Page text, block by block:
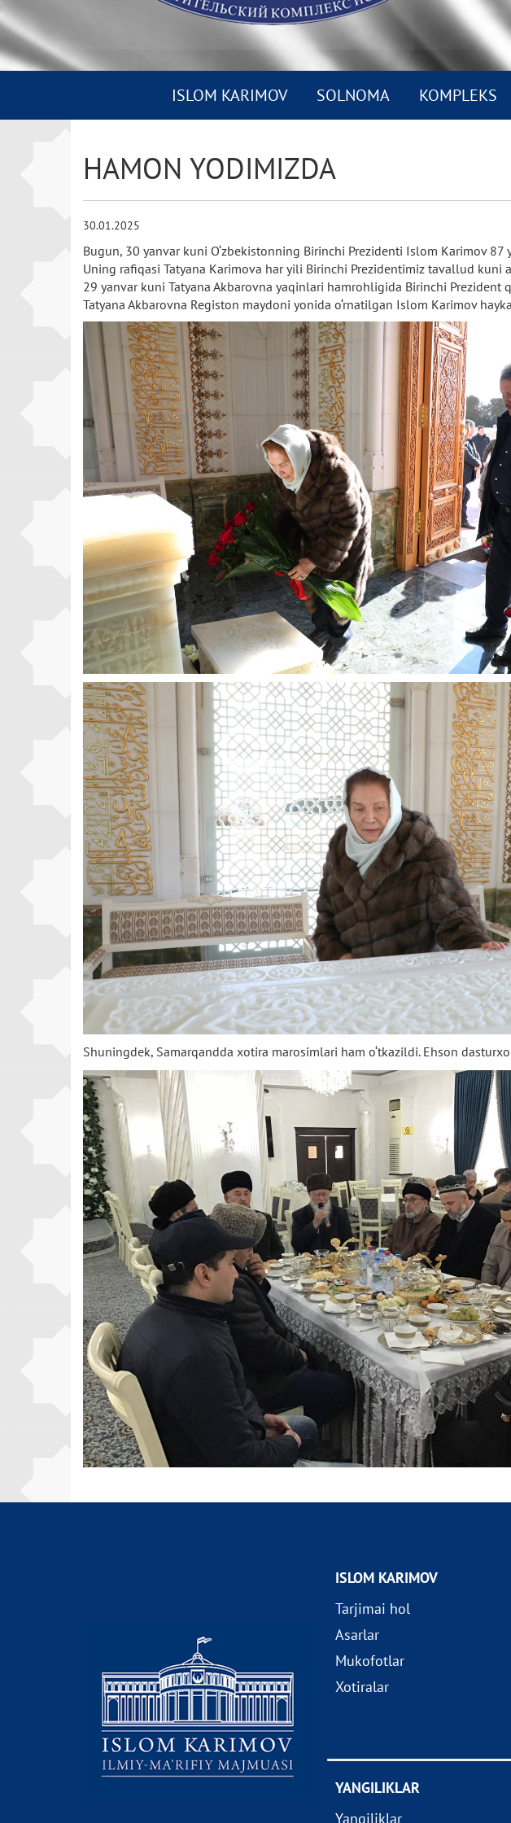
ISLOM KARIMOV SOLNOMA KOMPLEKS
HAMON YODIMIZDA
30.01.2025
Bugun, 30 yanvar kuni O‘zbekistonning Birinchi Prezidenti Islom Karimov 87
Uning rafiqasi Tatyana Karimova har yili Birinchi Prezidentimiz tavallud kuni
29 yanvar kuni Tatyana Akbarovna yaqinlari hamrohligida Birinchi Prezident
Tatyana Akbarovna Registon maydoni yonida o‘rnatilgan Islom Karimov
Shuningdek, Samarqandda xotira marosimlari ham o‘tkazildi. Ehson
ISLOM KARIMOV
Tarjimai hol
Asarlar
Mukofotlar
Xotiralar
YANGILIKLAR
Yangiliklar